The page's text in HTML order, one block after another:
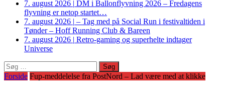
7. august 2026 | DM i Ballonflyvning 2026 – Fredagens
flyvning er netop startet…
7. august 2026 | – Tag med på Social Run i festivaltiden i
Tønder – Hoff Running Club & Bareen
7. august 2026 | Retro-gaming og superhelte indtager
Universe
Søg
efter:
Forside Fup-meddelelse fra PostNord – Lad være med at klikke